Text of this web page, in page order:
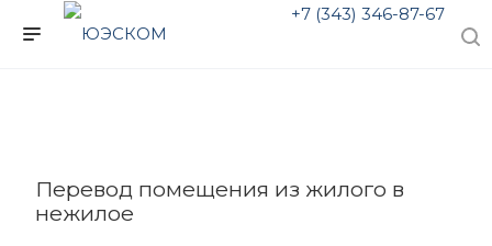
+7 (343) 346-87-67
Перевод помещения из жилого в
нежилое